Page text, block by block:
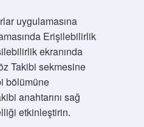
uygulamasına
Erişilebilirlik
ekranında
Takibi sekmesine
bölümüne
anahtarını sağ
etkinleştirin.